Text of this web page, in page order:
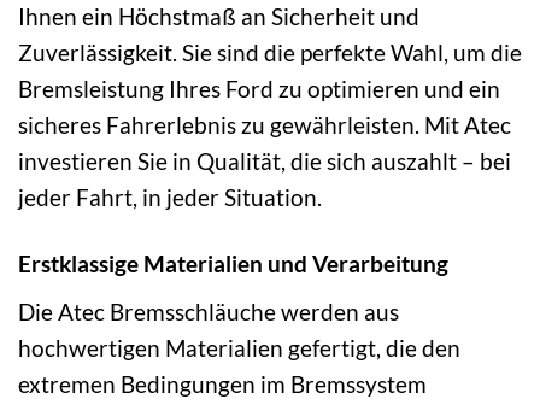
Ihnen ein Höchstmaß an Sicherheit und
Zuverlässigkeit. Sie sind die perfekte Wahl, um die
Bremsleistung Ihres Ford zu optimieren und ein
sicheres Fahrerlebnis zu gewährleisten. Mit Atec
investieren Sie in Qualität, die sich auszahlt – bei
jeder Fahrt, in jeder Situation.
Erstklassige Materialien und Verarbeitung
Die Atec Bremsschläuche werden aus
hochwertigen Materialien gefertigt, die den
extremen Bedingungen im Bremssystem